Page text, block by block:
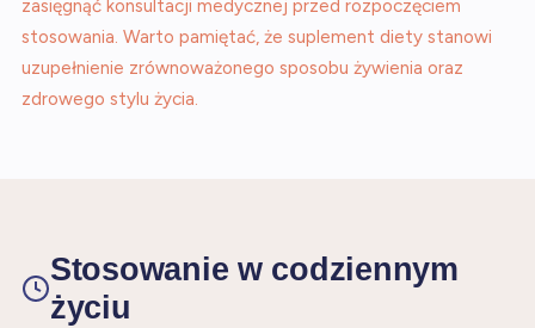
zasięgnąć konsultacji medycznej przed rozpoczęciem
stosowania. Warto pamiętać, że suplement diety stanowi
uzupełnienie zrównoważonego sposobu żywienia oraz
zdrowego stylu życia.
Stosowanie w codziennym
życiu